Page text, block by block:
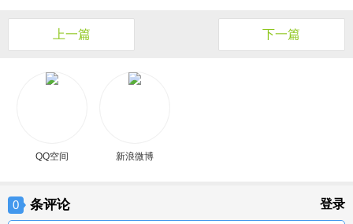
上一篇 下一篇
QQ空间 新浪微博
0 条评论 登录